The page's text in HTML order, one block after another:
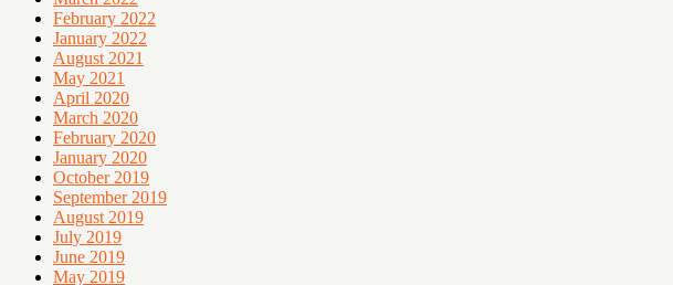
February 2022
January 2022
August 2021
May 2021
April 2020
March 2020
February 2020
January 2020
October 2019
September 2019
August 2019
July 2019
June 2019
May 2019